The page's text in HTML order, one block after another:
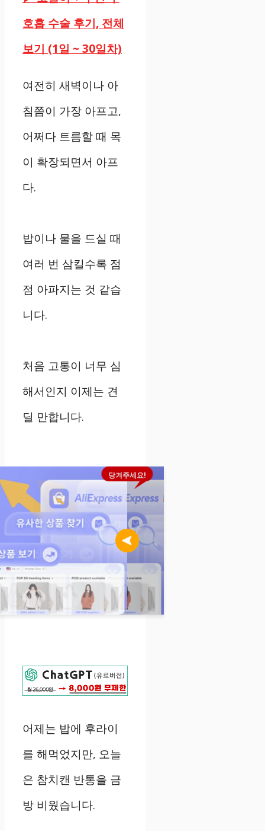
호흡 수술 후기, 전체
보기 (1일 ~ 30일차)
여전히 새벽이나 아
침쯤이 가장 아프고,
어쩌다 트름할 때 목
이 확장되면서 아프
다.
밥이나 물을 드실 때
여러 번 삼킬수록 점
점 아파지는 것 같습
니다.
처음 고통이 너무 심
해서인지 이제는 견
딜 만합니다.
당겨주세요!
어제는 밥에 후라이
를 해먹었지만, 오늘
은 참치캔 반통을 금
방 비웠습니다.